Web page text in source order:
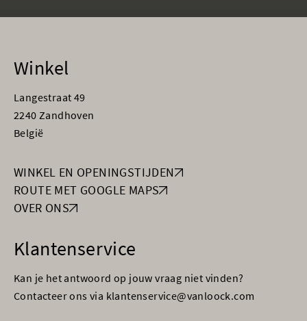
Winkel
Langestraat 49
2240 Zandhoven
België
WINKEL EN OPENINGSTIJDEN
ROUTE MET GOOGLE MAPS
OVER ONS
Klantenservice
Kan je het antwoord op jouw vraag niet vinden?
Contacteer ons via klantenservice@vanloock.com